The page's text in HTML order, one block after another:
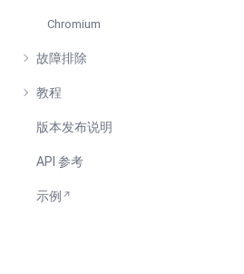
Chromium
故障排除
教程
版本发布说明
API 参考
示例